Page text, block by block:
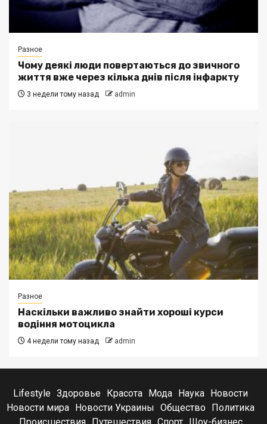
Разное
Чому деякі люди повертаються до звичного
життя вже через кілька днів після інфаркту
3 недели тому назад admin
Разное
Наскільки важливо знайти хороші курси
водіння мотоцикла
4 недели тому назад admin
Lifestyle Здоровье Красота Мода Наука
Новости
Новости мира
Новости Украины Общество
Политика